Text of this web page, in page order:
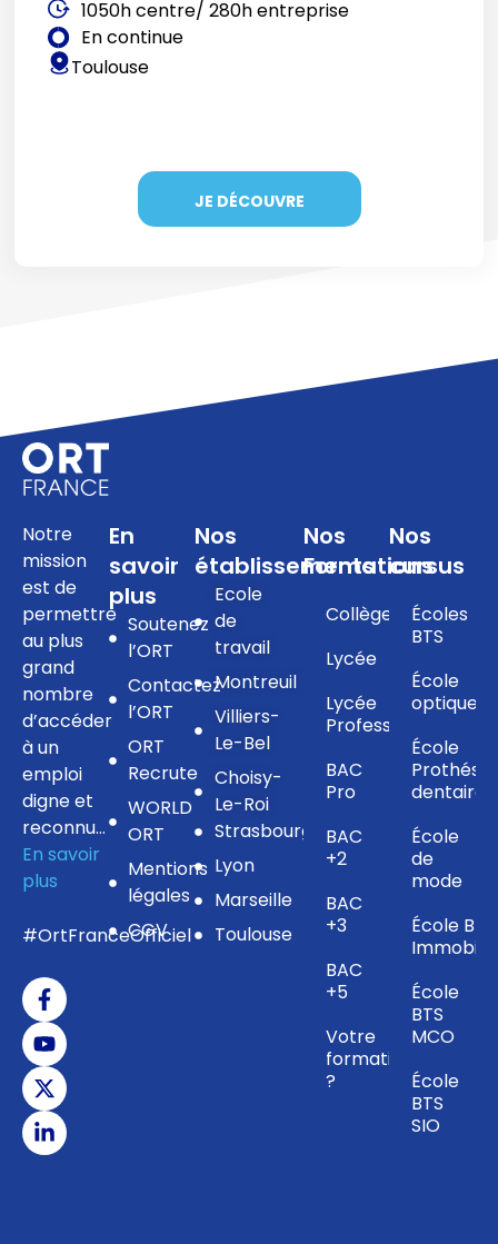
1050h centre/ 280h entreprise
En continue
Toulouse
JE DÉCOUVRE
Notre
mission
est de
permettre
au plus
grand
nombre
d’accéder
à un
emploi
digne et
reconnu…
En savoir
plus
#OrtFranceOfficiel
En
savoir
plus
Soutenez
l’ORT
Contactez
l’ORT
ORT
Recrute
WORLD
ORT
Mentions
légales
CGV
Nos
établissements
Ecole
de
travail
Montreuil
Villiers-
Le-Bel
Choisy-
Le-Roi
Strasbourg
Lyon
Marseille
Toulouse
Nos
Formations
Collège
Lycée
Lycée
Professionnel
BAC
Pro
BAC
+2
BAC
+3
BAC
+5
Votre
formation
?
Nos
cursus
Écoles
BTS
École
optique
École
dentaire
École
de
mode
École BTS
École
BTS
MCO
École
BTS
SIO